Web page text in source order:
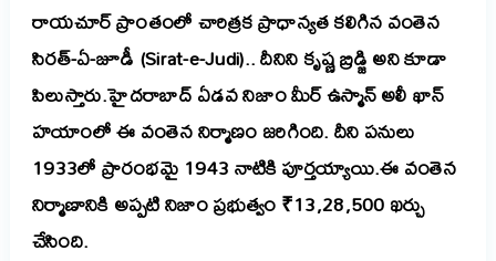
రాయచూర్ ప్రాంతంలో చారిత్రక ప్రాధాన్యత కలిగిన వంతెన
సిరత్-ఏ-జూడీ (Sirat-e-Judi).. దీనిని కృష్ణ బ్రిడ్జి అని కూడా
పిలుస్తారు.హైదరాబాద్ ఏడవ నిజాం మీర్ ఉస్మాన్ అలీ ఖాన్
హయాంలో ఈ వంతెన నిర్మాణం జరిగింది. దీని పనులు
1933లో ప్రారంభమై 1943 నాటికి పూర్తయ్యాయి.ఈ వంతెన
నిర్మాణానికి అప్పటి నిజాం ప్రభుత్వం ₹13,28,500 ఖర్చు
చేసింది.